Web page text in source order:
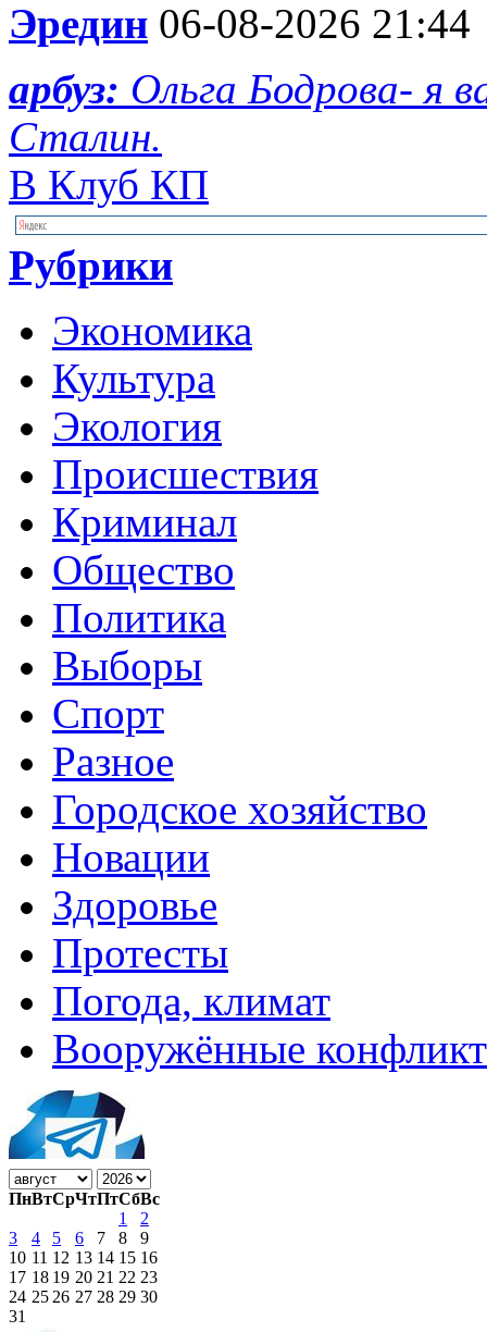
Эредин 06-08-2026 21:44
арбуз: Ольга Бодрова- я
Сталин.
В Клуб КП
Рубрики
Экономика
Культура
Экология
Происшествия
Криминал
Общество
Политика
Выборы
Спорт
Разное
Городское хозяйство
Новации
Здоровье
Протесты
Погода, климат
Вооружённые
ПнВтСрЧтПтСбВс
1
2
3
4 5 6 7 8
9
10 11 12 13 14 15 16
17 18 19 20 21 22 23
24 25 26 27 28 29 30
31